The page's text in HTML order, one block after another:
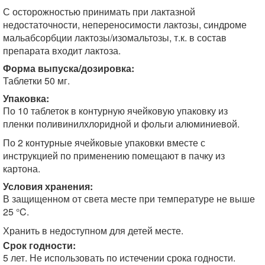
С осторожностью принимать при лактазной
недостаточности, непереносимости лактозы, синдроме
мальабсорбции лактозы/изомальтозы, т.к. в состав
препарата входит лактоза.
Форма выпуска/дозировка:
Таблетки 50 мг.
Упаковка:
По 10 таблеток в контурную ячейковую упаковку из
пленки поливинилхлоридной и фольги алюминиевой.
По 2 контурные ячейковые упаковки вместе с
инструкцией по применению помещают в пачку из
картона.
Условия хранения:
В защищенном от света месте при температуре не выше
25 °C.
Хранить в недоступном для детей месте.
Срок годности:
5 лет. Не использовать по истечении срока годности.